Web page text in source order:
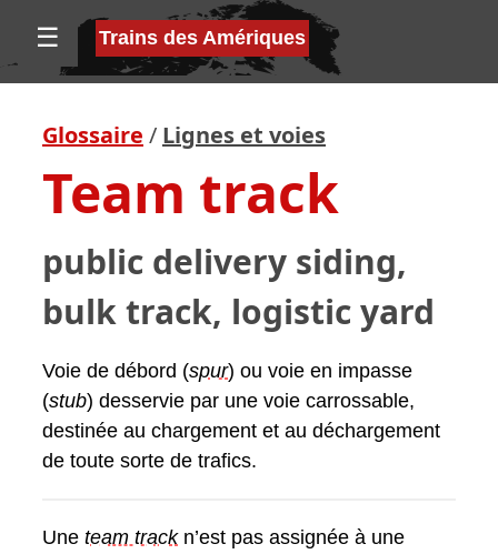
☰ Trains des Amériques
Glossaire / Lignes et voies
Team track
public delivery siding,
bulk track, logistic yard
Voie de débord (spur) ou voie en impasse
(stub) desservie par une voie carrossable,
destinée au chargement et au déchargement
de toute sorte de trafics.
Une team trackn’est pas assignée à une